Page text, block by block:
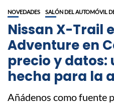
NOVEDADES SALÓN DEL AUTOMÓVIL
Nissan X-Trail
Adventure en
precio y datos:
hecha para la
Añádenos como fuente